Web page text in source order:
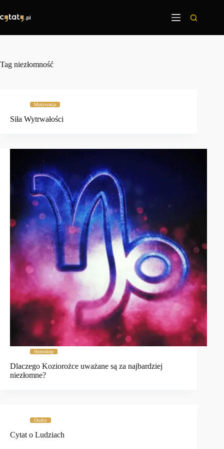
treści
Tag niezłomność
Motywacja
Siła Wytrwałości
Horoskop
Dlaczego Koziorożce uważane są za najbardziej
niezłomne?
Osoby
Cytat o Ludziach